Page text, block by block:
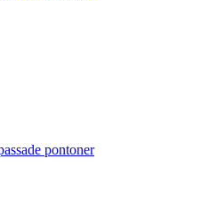
pontoner